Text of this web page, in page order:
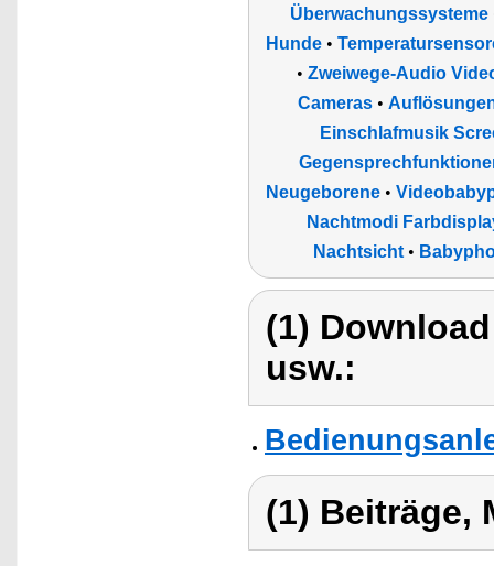
Überwachungssysteme
Hunde•
• Zweiwege-Audio
Cameras •
Einschlafmusik
Neugeborene •
Nachtmodi
Nachtsicht •
(1)
usw.:
(1) Beiträge,